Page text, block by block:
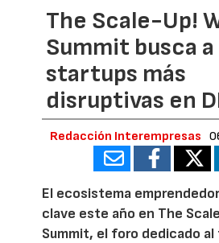
The Scale-Up!
Summit busca a
startups más
disruptivas en
Redacción Interempresas
El ecosistema
clave este año en The
Summit, el foro dedicado